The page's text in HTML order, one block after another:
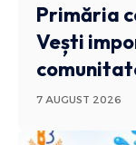
Primăria
Vești
7 AUGUST 2026